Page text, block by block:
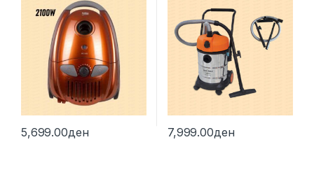
5,699.00ден 7,999.00ден